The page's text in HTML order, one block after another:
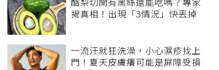
揭真相！出現「3情況」快丟掉
一流汗就狂洗澡，小心濕疹找上
門！夏天皮膚癢可能是屏障受損